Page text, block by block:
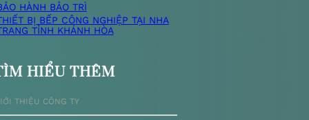
ế
HÀNH BẢO TRÌ
BỊ BẾP CÔNG NGHIỆP TẠI NHA
TỈNH KHÁNH HÒA
HIỂU THÊM
THIỆU CÔNG TY